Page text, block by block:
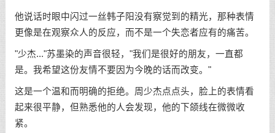
他说话时眼中闪过一丝韩子阳没有察觉到的精光，那种表情
更像是在观察众人的反应，而不是一个失恋者应有的痛苦。
"少杰..."苏墨染的声音很轻，"我们是很好的朋友，一直都
是。我希望这份友情不要因为今晚的话而改变。"
这是一个温和而明确的拒绝。周少杰点点头，脸上的表情看
起来很平静，但熟悉他的人会发现，他的下颌线在微微收
紧。